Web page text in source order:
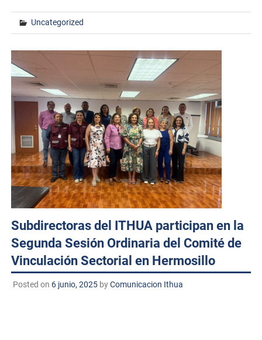
Uncategorized
Subdirectoras del ITHUA participan en la
Segunda Sesión Ordinaria del Comité de
Vinculación Sectorial en Hermosillo
Posted on 6 junio, 2025byComunicacion Ithua